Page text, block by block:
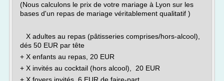
(Nous calculons le prix de votre mariage à Lyon sur les
bases d'un repas de mariage véritablement qualitatif )
X adultes au repas (pâtisseries comprises/hors-alcool),
dés 50 EUR par tête
+ X enfants au repas, 20 EUR
+ X invités au cocktail (hors alcool), 20 EUR